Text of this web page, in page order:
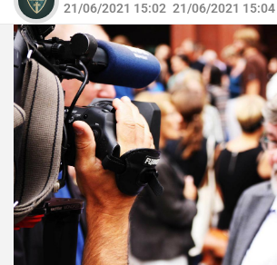
21/06/2021 15:02 21/06/2021 15:04